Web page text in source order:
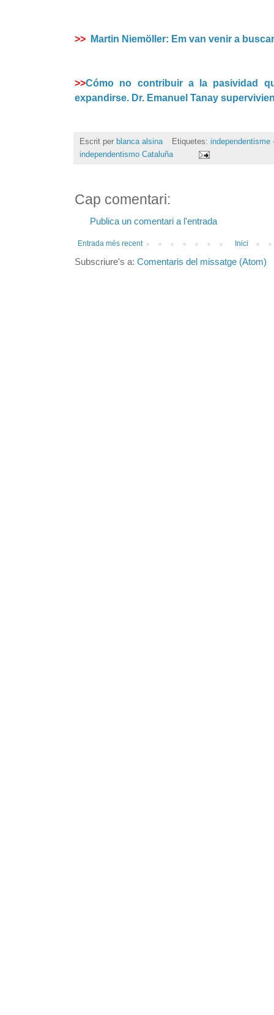
>> Martin Niemöller: Em van venir a
>>Cómo no contribuir a la pasividad
expandirse. Dr. Emanuel Tanay
Escrit per blanca alsina Etiquetes: independentisme
independentismo Cataluña
Cap comentari:
Publica un comentari a l'entrada
Entrada més recent Inici
Subscriure's a: Comentaris del missatge (Atom)